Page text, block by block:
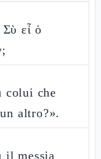
εἶ ὁ
colui che
altro?».
il messia